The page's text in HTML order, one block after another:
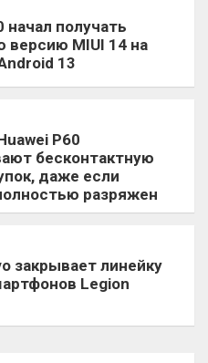
начал получать
версию MIUI 14 на
13
P60
бесконтактную
даже если
разряжен
закрывает линейку
Legion